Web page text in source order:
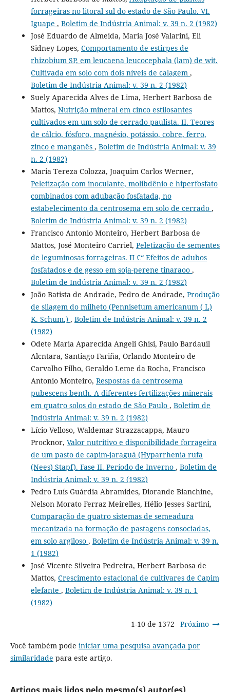
forrageiras no litoral sul do estado de São Paulo. VI.
Iguape , Boletim de Indústria Animal: v. 39 n. 2 (1982)
José Eduardo de Almeida, Maria José Valarini, Eli
Sidney Lopes, Comportamento de estirpes de
rhizobium SP, em leucaena leucocephala (lam) de wit.
Cultivada em solo com dois níveis de calagem ,
Boletim de Indústria Animal: v. 39 n. 2 (1982)
Suely Aparecida Alves de Lima, Herbert Barbosa de
Mattos, Nutrição mineral em cinco estilosantes
cultivados em um solo de cerrado paulista. II. Teores
de cálcio, fósforo, magnésio, potássio, cobre, ferro,
zinco e manganês , Boletim de Indústria Animal: v. 39
n. 2 (1982)
Maria Tereza Colozza, Joaquim Carlos Werner,
Peletização com inoculante, molibdênio e hiperfosfato
combinados com adubação fosfatada, no
estabelecimento da centrosema em solo de cerrado ,
Boletim de Indústria Animal: v. 39 n. 2 (1982)
Francisco Antonio Monteiro, Herbert Barbosa de
Mattos, José Monteiro Carriel, Peletização de sementes
de leguminosas forrageiras. II €“ Efeitos de adubos
fosfatados e de gesso em soja-perene tinaraoo ,
Boletim de Indústria Animal: v. 39 n. 2 (1982)
João Batista de Andrade, Pedro de Andrade, Produção
de silagem do milheto (Pennisetum americanum ( L)
K. Schum.) , Boletim de Indústria Animal: v. 39 n. 2
(1982)
Odete Maria Aparecida Angeli Ghisi, Paulo Bardauil
Alcntara, Santiago Fariña, Orlando Monteiro de
Carvalho Filho, Geraldo Leme da Rocha, Francisco
Antonio Monteiro, Respostas da centrosema
pubescens benth. A diferentes fertilizações minerais
em quatro solos do estado de São Paulo , Boletim de
Indústria Animal: v. 39 n. 2 (1982)
Lício Velloso, Waldemar Strazzacappa, Mauro
Procknor, Valor nutritivo e disponibilidade forrageira
de um pasto de capim-jaraguá (Hyparrhenia rufa
(Nees) Stapf). Fase II. Período de Inverno , Boletim de
Indústria Animal: v. 39 n. 2 (1982)
Pedro Luís Guárdia Abramides, Diorande Bianchine,
Nelson Morato Ferraz Meirelles, Hélio Jesses Sartini,
Comparação de quatro sistemas de semeadura
mecanizada na formação de pastagens consociadas,
em solo argiloso , Boletim de Indústria Animal: v. 39 n.
1 (1982)
José Vicente Silveira Pedreira, Herbert Barbosa de
Mattos, Crescimento estacional de cultivares de Capim
elefante , Boletim de Indústria Animal: v. 39 n. 1
(1982)
1-10 de 1372 Próximo
Você também pode iniciar uma pesquisa avançada por
similaridade para este artigo.